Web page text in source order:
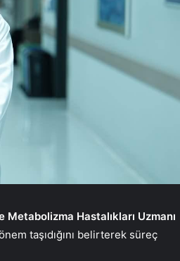
Hastalıkları Uzmanı
taşıdığını belirterek süreç